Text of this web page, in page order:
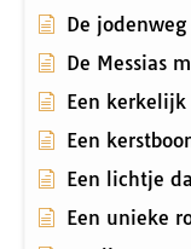
De jodenweg
De Messias
Een
Een
Een lichtje
Een unieke